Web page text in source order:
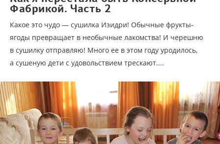
Фабрикой. Часть 2
Какое это чудо — сушилка Изидри! Обычные фрукты-
ягоды превращает в необычные лакомства! И черешню
в сушилку отправляю! Много ее в этом году уродилось,
а сушеную дети с удовольствием трескают....